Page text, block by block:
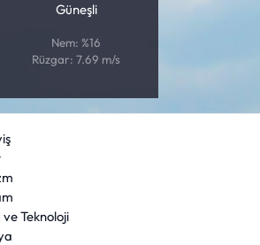
Güneşli
Nem: %16
Rüzgar: 7.69 m/s
ve Teknoloji